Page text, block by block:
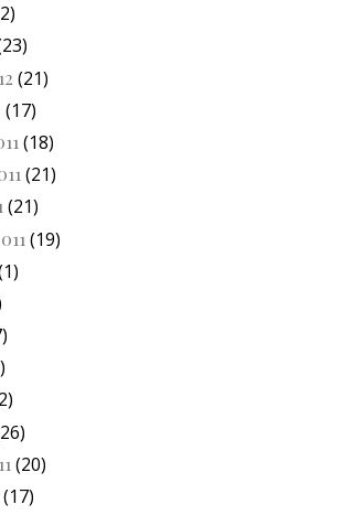
(21)
(17)
(18)
(21)
(21)
(19)
(20)
(17)